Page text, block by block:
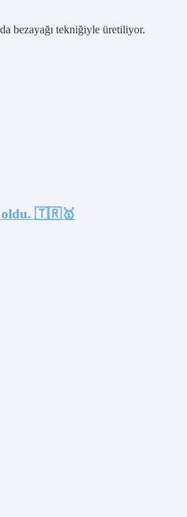
bezayağı tekniğiyle üretiliyor.
oldu. 🇹🇷🥇